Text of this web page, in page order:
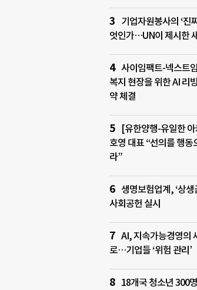
기업자원봉사의 ‘진
엇인가…UN이 제시한
사이임팩트-넥스트
복지 현장을 위한 AI 리
약 체결
[유한양행-유일한 아
호영 대표 “선의를 행동
라”
생명보험업계, ‘상생
사회공헌 실시
AI, 지속가능경영의
로…기업들 ‘위험 관리’
18개국 청소년 300